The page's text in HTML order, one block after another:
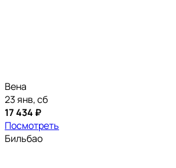
Вена
23 янв, сб
17 434 ₽
Посмотреть
Бильбао